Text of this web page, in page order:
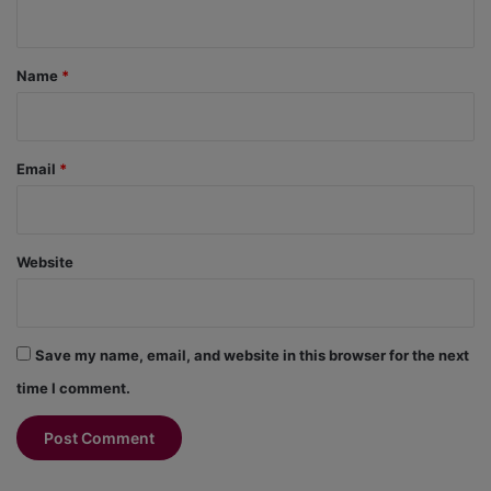
*
Name *
Email *
Website
Save my name, email, and website in this browser for the next
time I comment.